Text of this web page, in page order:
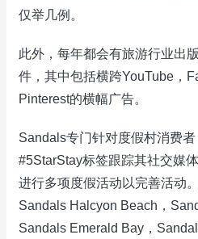
仅举几例。
此外，每年都会有旅游行业出
件，其中包括横跨YouTube，
Pinterest的横幅广告。
Sandals专门针对度假村消费
#5StarStay标签跟踪其社交媒
进行多项度假活动以完善活动
Sandals Halcyon Beach，
Sandals Emerald Bay，